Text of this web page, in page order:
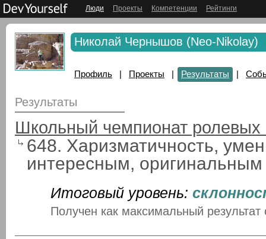
Люди Проекты Компетенции Рейтинги
Николай Чернышов (Neo-Nikolay)
Профиль | Проекты | Результаты |
Результаты
Школьный чемпионат ролевых
648. Харизматичность,
интересным,
Итоговый уровень:
Получен как максимальный